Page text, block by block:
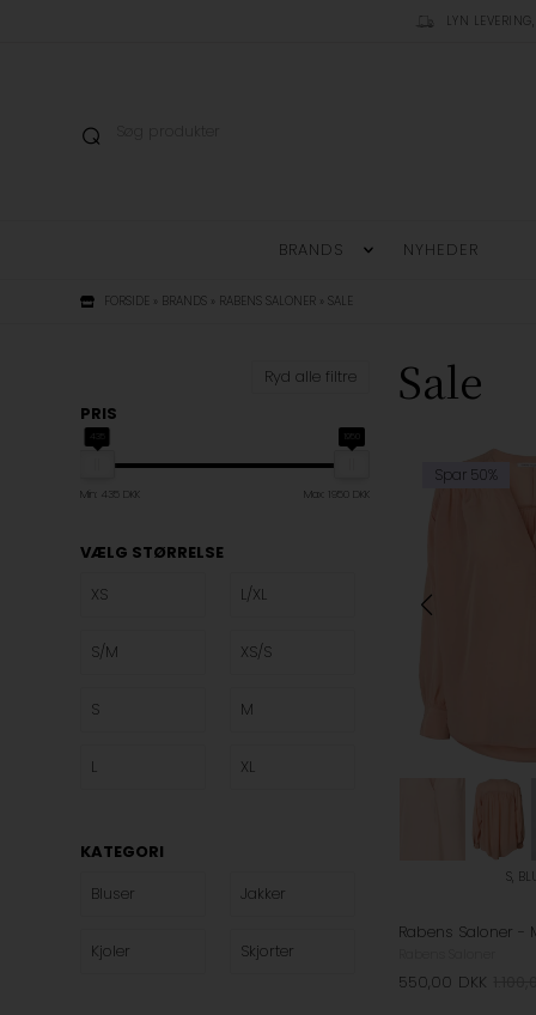
LYN
BRANDS NYHEDER
FORSIDE » BRANDS » RABENS SALONER »SALE
Ryd alle filtre
PRIS
435 1950
Min: 435 DKK Max: 1950 DKK
VÆLG STØRRELSE
XS
L/XL
S/M XS/S
S M
L XL
KATEGORI
Bluser
Jakker
Kjoler Skjorter
Sale
Spar 50%
S,
550,00 DKK